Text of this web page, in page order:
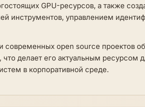
GPU-ресурсов, а также
инструментов, управлением
современных open source проектов
делает его актуальным ресурсом
в корпоративной среде.